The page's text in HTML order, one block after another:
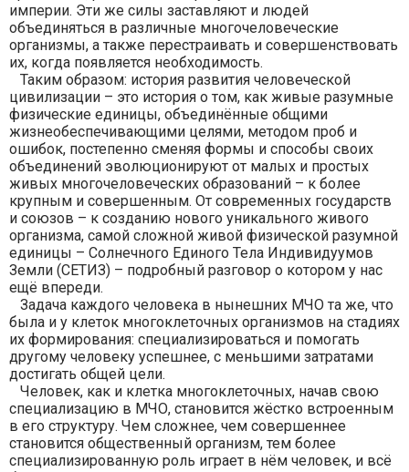
империи. Эти же силы заставляют и людей
объединяться в различные многочеловеческие
организмы, а также перестраивать и совершенствовать
их, когда появляется необходимость.
Таким образом: история развития человеческой
цивилизации – это история о том, как живые разумные
физические единицы, объединённые общими
жизнеобеспечивающими целями, методом проб и
ошибок, постепенно сменяя формы и способы своих
объединений эволюционируют от малых и простых
живых многочеловеческих образований – к более
крупным и совершенным. От современных государств
и союзов – к созданию нового уникального живого
организма, самой сложной живой физической разумной
единицы – Солнечного Единого Тела Индивидуумов
Земли (СЕТИЗ) – подробный разговор о котором у нас
ещё впереди.
Задача каждого человека в нынешних МЧО та же, что
была и у клеток многоклеточных организмов на стадиях
их формирования: специализироваться и помогать
другому человеку успешнее, с меньшими затратами
достигать общей цели.
Человек, как и клетка многоклеточных, начав свою
специализацию в МЧО, становится жёстко встроенным
в его структуру. Чем сложнее, чем совершеннее
становится общественный организм, тем более
специализированную роль играет в нём человек, и всё